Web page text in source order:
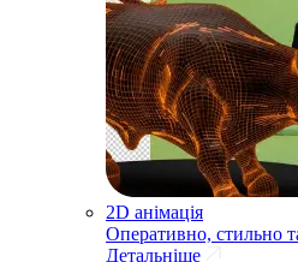
2D анімація
Оперативно, стильно
Детальніше